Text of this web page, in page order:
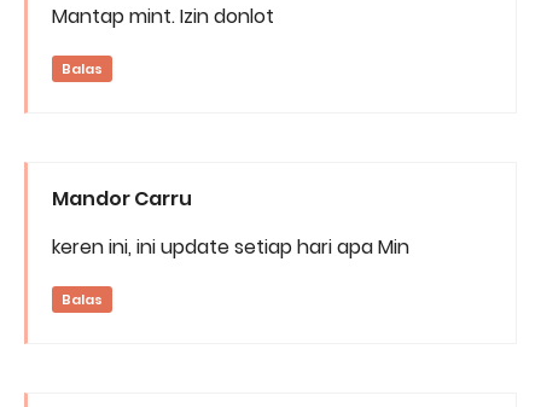
Mantap mint. Izin donlot
Balas
Mandor Carru
keren ini, ini update setiap hari apa Min
Balas